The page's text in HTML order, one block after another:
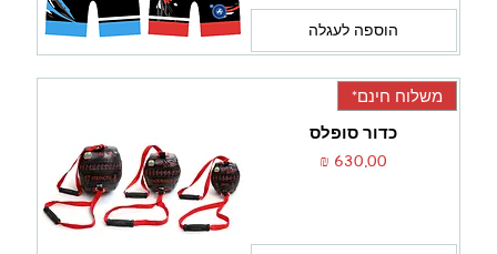
הוספה לעגלה
משלוח חינם*
כדור סופלס
מחיר